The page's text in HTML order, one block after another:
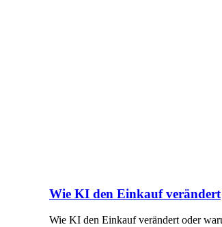
Wie KI den Einkauf verändert
Wie KI den Einkauf verändert oder